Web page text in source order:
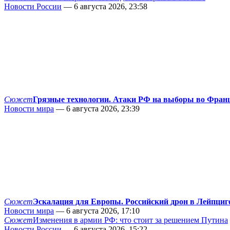
Новости России — 6 августа 2026, 23:58
СюжетГрязные технологии. Атаки РФ на выборы во
Новости мира — 6 августа 2026, 23:39
СюжетЭскалация для Европы. Российский дрон в
Новости мира — 6 августа 2026, 17:10
СюжетИзменения в армии РФ: что стоит за решением Путина